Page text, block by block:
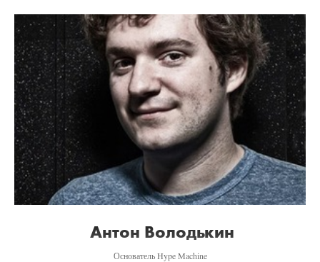
Антон Володькин
Основатель Hype Machine